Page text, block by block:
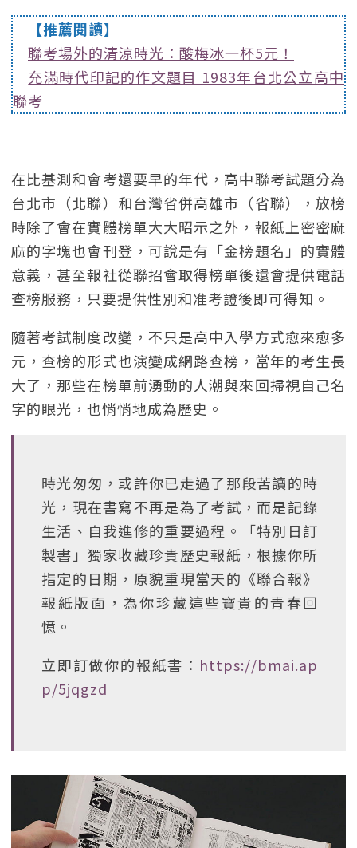
【推薦閱讀】
聯考場外的清涼時光：酸梅冰一杯5元！
充滿時代印記的作文題目 1983年台北公立高中
聯考
在比基測和會考還要早的年代，高中聯考試題分為
台北市（北聯）和台灣省併高雄市（省聯），放榜
時除了會在實體榜單大大昭示之外，報紙上密密麻
麻的字塊也會刊登，可說是有「金榜題名」的實體
意義，甚至報社從聯招會取得榜單後還會提供電話
查榜服務，只要提供性別和准考證後即可得知。
隨著考試制度改變，不只是高中入學方式愈來愈多
元，查榜的形式也演變成網路查榜，當年的考生長
大了，那些在榜單前湧動的人潮與來回掃視自己名
字的眼光，也悄悄地成為歷史。
時光匆匆，或許你已走過了那段苦讀的時
光，現在書寫不再是為了考試，而是記錄
生活、自我進修的重要過程。「特別日訂
製書」獨家收藏珍貴歷史報紙，根據你所
指定的日期，原貌重現當天的《聯合報》
報紙版面，為你珍藏這些寶貴的青春回
憶。
立即訂做你的報紙書： https://bmai.ap
p/5jqgzd